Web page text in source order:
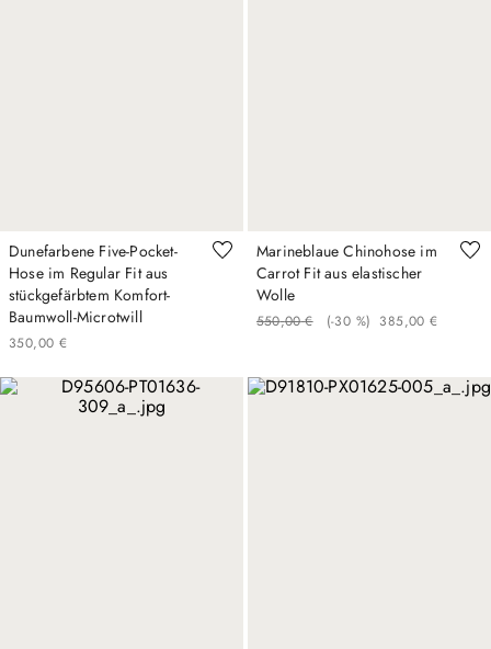
Dunefarbene Five-Pocket-
Hose im Regular Fit aus
stückgefärbtem Komfort-
Baumwoll-Microtwill
350,00 €
Marineblaue Chinohose im
Carrot Fit aus elastischer
Wolle
550,00 € (-30 %) 385,00 €